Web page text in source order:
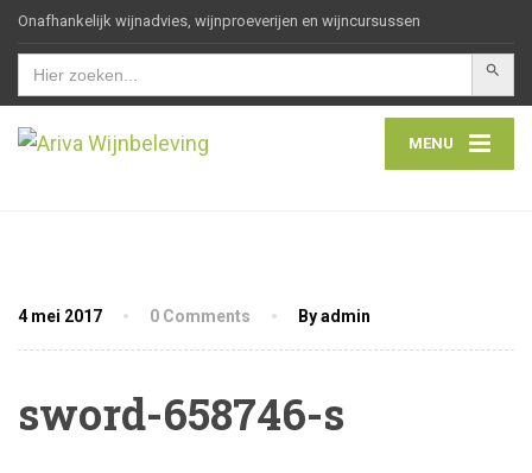
Onafhankelijk wijnadvies, wijnproeverijen en wijncursussen
Zoek
naar:
MENU
4 mei 2017 0 Comments By admin
sword-658746-s